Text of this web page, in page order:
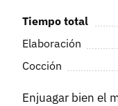
Tiempo total
Elaboración
Cocción
Enjuagar bien el